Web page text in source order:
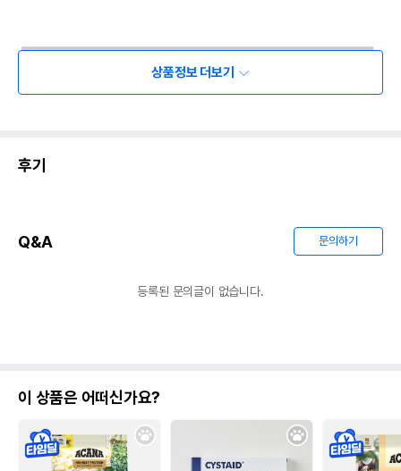
상품정보 더보기
후기
Q&A 문의하기
등록된 문의글이 없습니다.
이 상품은 어떠신가요?